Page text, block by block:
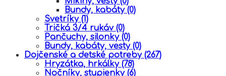
Bundy, kabáty (0)
Svetríky (1)
Tričká 3/4 rukáv (0)
Pančuchy, silonky (0)
Bundy, kabáty, vesty (0)
Dojčenské a detské potreby (267)
Hryzátka, hrkálky (78)
Nočníky, stupienky (6)